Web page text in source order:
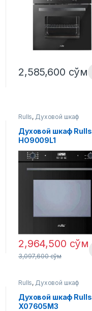
2,585,600 сўм
Rulls, Духовой шкаф
Духовой шкаф Rulls
HO9009L1
2,964,500 сўм
3,097,600сўм
Rulls, Духовой шкаф
Духовой шкаф Rulls
X07605M3